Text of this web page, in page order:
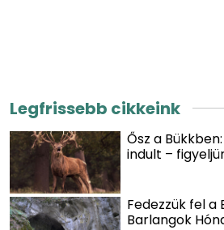
Legfrissebb cikkeink
Ősz a
indult –
Fedezzük fel a
Barlangok